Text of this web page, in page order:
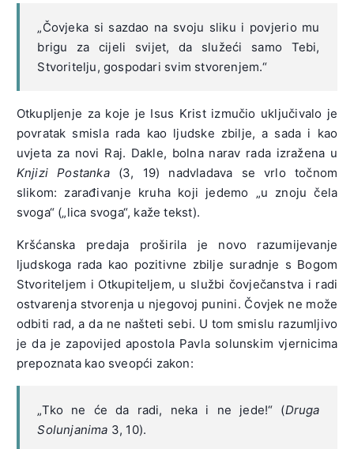
„Čovjeka si sazdao na svoju sliku i povjerio mu
brigu za cijeli svijet, da služeći samo Tebi,
Stvoritelju, gospodari svim stvorenjem.“
Otkupljenje za koje je Isus Krist izmučio uključivalo je
povratak smisla rada kao ljudske zbilje, a sada i kao
uvjeta za novi Raj. Dakle, bolna narav rada izražena u
Knjizi Postanka(3, 19) nadvladava se vrlo točnom
slikom: zarađivanje kruha koji jedemo „u znoju čela
svoga“ („lica svoga“, kaže tekst).
Kršćanska predaja proširila je novo razumijevanje
ljudskoga rada kao pozitivne zbilje suradnje s Bogom
Stvoriteljem i Otkupiteljem, u službi čovječanstva i radi
ostvarenja stvorenja u njegovoj punini. Čovjek ne može
odbiti rad, a da ne našteti sebi. U tom smislu razumljivo
je da je zapovijed apostola Pavla solunskim vjernicima
prepoznata kao sveopći zakon:
„Tko ne će da radi, neka i ne jede!“ (Druga
Solunjanima 3, 10).